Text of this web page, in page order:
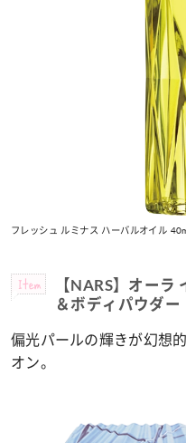
フレッシュ ルミナス ハーバルオイル
Item
【NARS】オー
＆ボディパウダー
偏光パールの輝きが幻想
オン。